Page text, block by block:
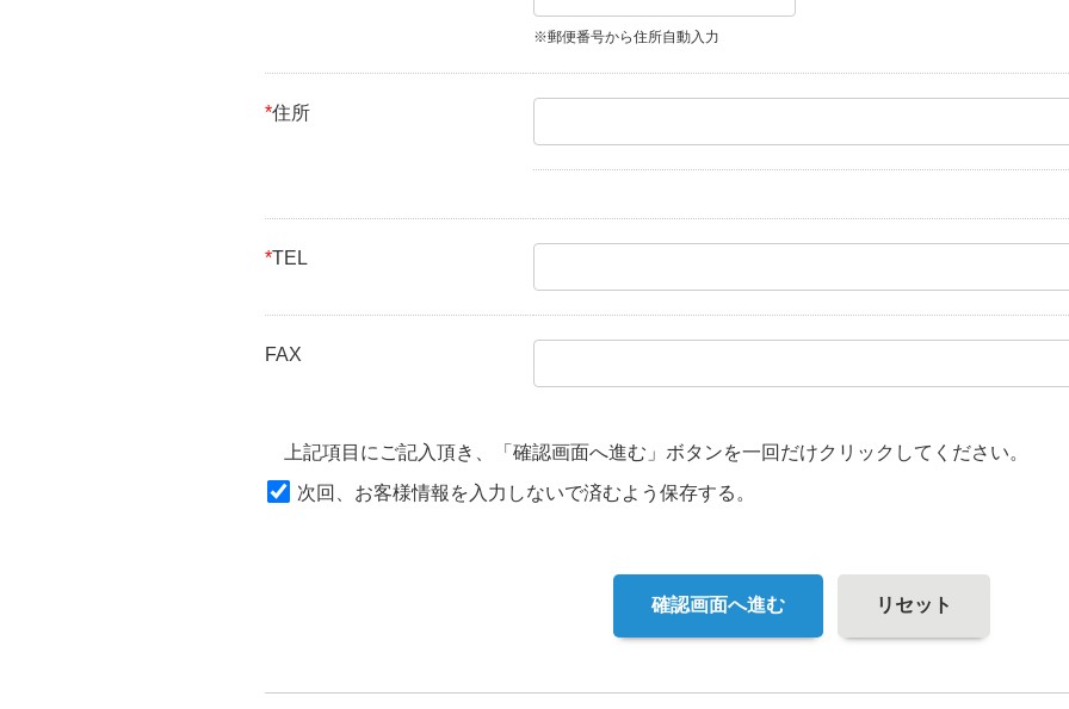
※郵便番号から住所自動入力
*住所
*TEL
FAX
上記項目にご記入頂き、「確認画面へ進む」ボタンを一回だけクリックしてください。
次回、お客様情報を入力しないで済むよう保存する。
確認画面へ進む リセット